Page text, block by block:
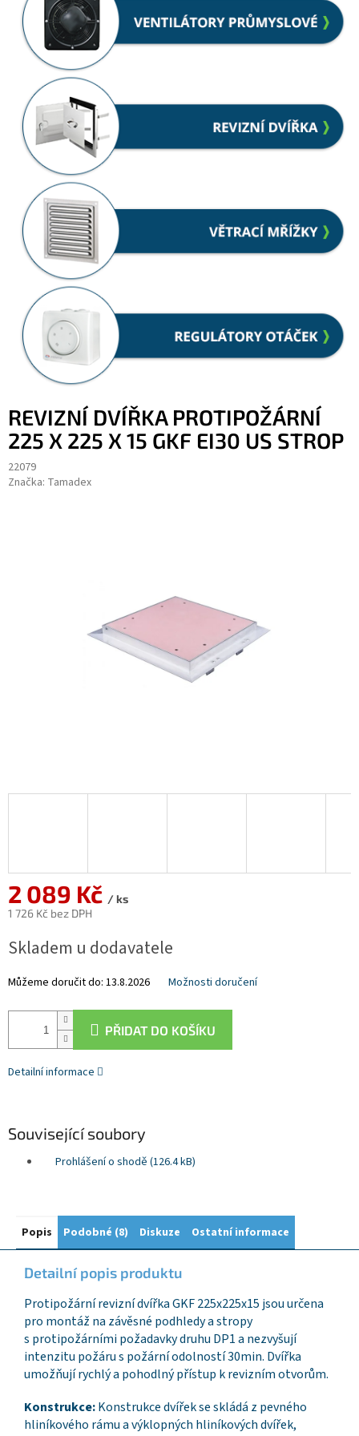
REVIZNÍ DVÍŘKA PROTIPOŽÁRNÍ
225 X 225 X 15 GKF EI30 US STROP
22079
Značka: Tamadex
2 089 Kč / ks
1 726 Kč bez DPH
cena:
Skladem u dodavatele
Můžeme doručit do: 13.8.2026 Možnosti doručení
PŘIDAT DO KOŠÍKU
Detailní informace
Související soubory
Prohlášení o shodě (126.4 kB)
Popis Podobné (8) Diskuze Ostatní informace
Detailní popis produktu
Protipožární revizní dvířka GKF 225x225x15 jsou určena
pro montáž na závěsné podhledy a stropy
s protipožárními požadavky druhu DP1 a nezvyšují
intenzitu požáru s požární odolností 30min. Dvířka
umožňují rychlý a pohodlný přístup k revizním otvorům.
Konstrukce:Konstrukce dvířek se skládá z pevného
hliníkového rámu a výklopných hliníkových dvířek,